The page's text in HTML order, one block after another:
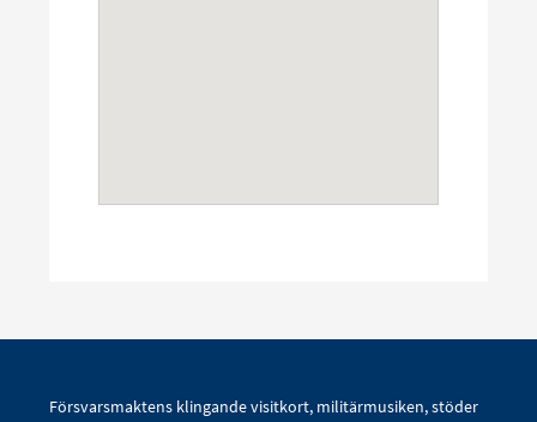
Försvarsmaktens klingande visitkort, militärmusiken, stöder